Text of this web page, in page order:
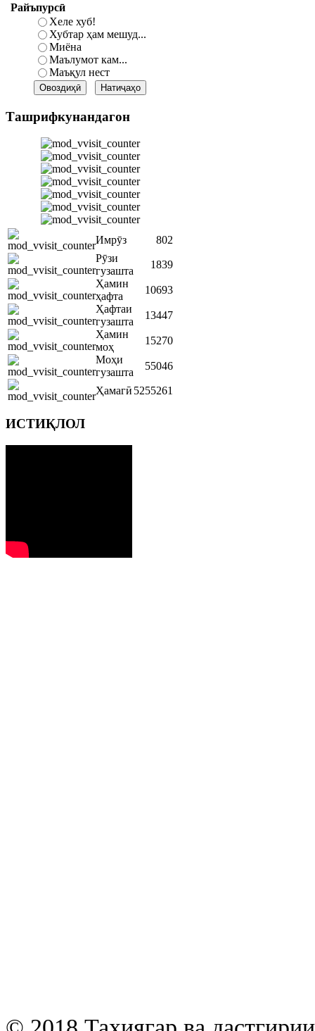
Райъпурсӣ
Хеле хуб!
Хубтар ҳам мешуд...
Миёна
Маълумот кам...
Маъқул нест
Ташрифкунандагон
Имрӯз
802
Рӯзи
гузашта
1839
Ҳамин
ҳафта
10693
Ҳафтаи
гузашта
13447
Ҳамин
моҳ
15270
Моҳи
гузашта
55046
Ҳамагӣ 5255261
ИСТИҚЛОЛ